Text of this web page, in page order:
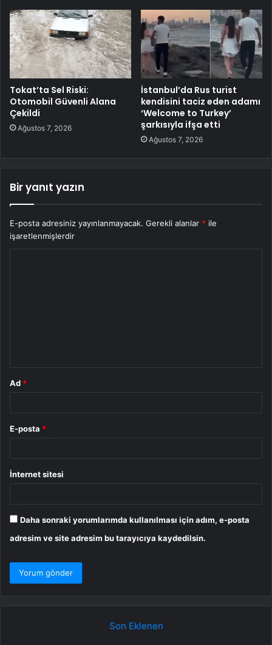
Tokat’ta Sel Riski:
Otomobil Güvenli Alana
Çekildi
Ağustos 7, 2026
İstanbul’da Rus turist
kendisini taciz eden adamı
‘Welcome to Turkey’
şarkısıyla ifşa etti
Ağustos 7, 2026
Bir yanıt yazın
E-posta adresiniz yayınlanmayacak. Gerekli alanlar * ile
işaretlenmişlerdir
Ad *
E-posta *
İnternet sitesi
Daha sonraki yorumlarımda kullanılması için adım, e-posta
adresim ve site adresim bu tarayıcıya kaydedilsin.
Son Eklenen